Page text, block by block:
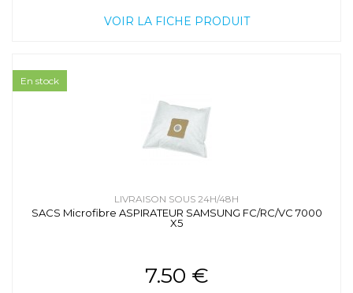
VOIR LA FICHE PRODUIT
LIVRAISON SOUS 24H/48H
SACS Microfibre ASPIRATEUR SAMSUNG FC/RC/VC 7000
X5
7.50 €
En stock